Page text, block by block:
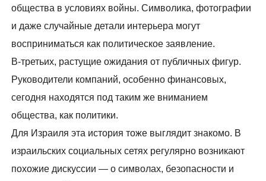
общества в условиях войны. Символика, фотографии
и даже случайные детали интерьера могут
восприниматься как политическое заявление.
В-третьих, растущие ожидания от публичных фигур.
Руководители компаний, особенно финансовых,
сегодня находятся под таким же вниманием
общества, как политики.
Для Израиля эта история тоже выглядит знакомо. В
израильских социальных сетях регулярно возникают
похожие дискуссии — о символах, безопасности и